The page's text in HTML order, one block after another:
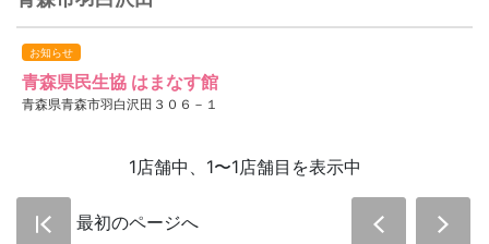
お知らせ
青森県民生協 はまなす館
青森県青森市羽白沢田３０６－１
1店舗中、1〜1店舗目を表示中
最初のページへ